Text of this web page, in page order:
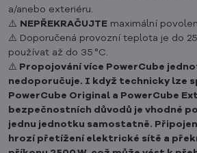
a/anebo exteriéru.
⚠️ NEPŘEKRAČUJTE maximální
⚠️ Doporučená provozní teplota je do
používat až do 35 °C.
⚠️ Propojování více PowerCube
nedoporučuje. I když technicky lze
PowerCube Original a PowerCube
bezpečnostních důvodů je vhodné
jednu jednotku samostatně.
hrozí přetížení elektrické sítě a